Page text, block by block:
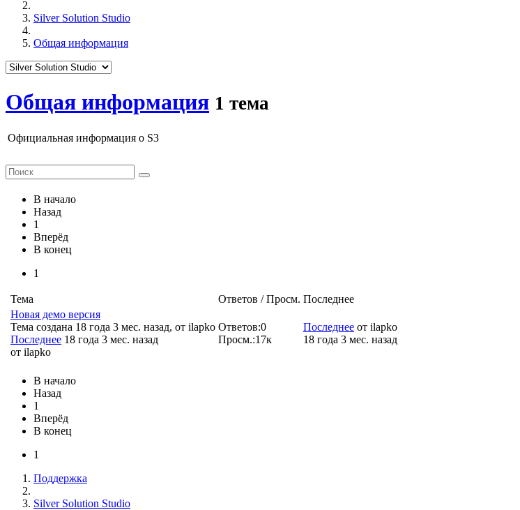
Silver Solution Studio
Общая информация
Общая информация 1 тема
Официальная информация о S3
В начало
Назад
1
Вперёд
В конец
1
Тема Ответов / Просм. Последнее
Новая демо версия
Тема создана 18 года 3 мес. назад, от ilapko
Последнее 18 года 3 мес. назад
от ilapko
Ответов:0
Просм.:17к
Последнее от ilapko
18 года 3 мес. назад
В начало
Назад
1
Вперёд
В конец
1
Поддержка
Silver Solution Studio